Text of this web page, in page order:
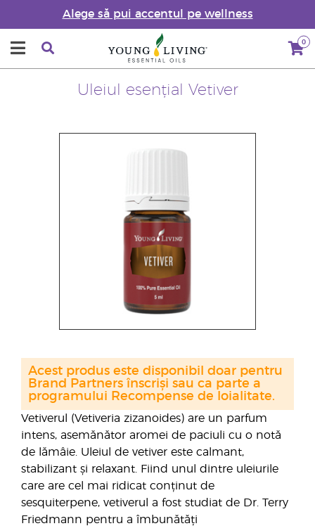
Alege să pui accentul pe wellness
0
Uleiul esențial Vetiver
Vetiverul (Vetiveria zizanoides) are un parfum
intens, asemănător aromei de paciuli cu o notă
de lămâie. Uleiul de vetiver este calmant,
stabilizant și relaxant. Fiind unul dintre uleiurile
care are cel mai ridicat conținut de
sesquiterpene, vetiverul a fost studiat de Dr. Terry
Friedmann pentru a îmbunătăți
Acest produs este disponibil doar pentru
Brand Partners înscriși sau ca parte a
programului Recompense de loialitate.